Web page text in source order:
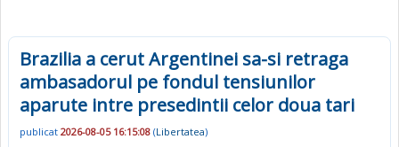
Brazilia a cerut Argentinei sa-si retraga
ambasadorul pe fondul tensiunilor
aparute intre presedintii celor doua tari
publicat 2026-08-05 16:15:08 (Libertatea)